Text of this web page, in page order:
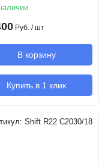
Руб. / шт
В корзину
Купить в 1 клик
Shift R22 C2030/18